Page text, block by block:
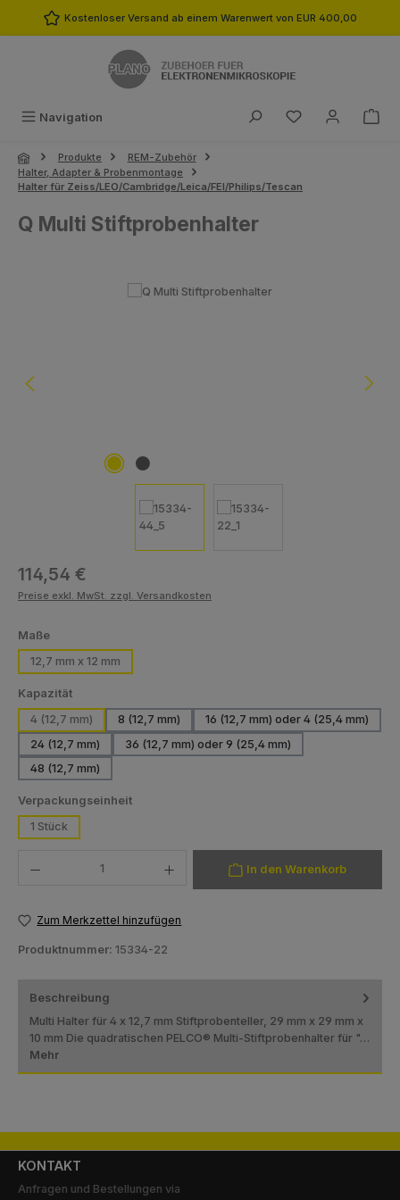
Zum Hauptinhalt springen
Kostenloser Versand ab einem Warenwert von EUR 400,00
Navigation Du hast 0
Produkte
REM-Zubehör
Halter, Adapter & Probenmontage
Halter für Zeiss/LEO/Cambridge/Leica/FEI/Philips/Tescan
Q Multi Stiftprobenhalter
Bildergalerie überspringen
Regulärer Preis:
114,54 €
Preise exkl. MwSt. zzgl. Versandkosten
Maßeauswählen
12,7 mm x 12 mm
Kapazitätauswählen
4 (12,7 mm)
8 (12,7 mm)
16 (12,7 mm) oder 4 (25,4 mm)
24 (12,7 mm)
36 (12,7 mm) oder 9 (25,4 mm)
48 (12,7 mm)
Verpackungseinheitauswählen
1 Stück
In den Warenkorb
Zum Merkzettel hinzufügen
Produktnummer: 15334-22
Beschreibung
Multi Halter für 4 x 12,7 mm Stiftprobenteller, 29 mm x 29 mm x
10 mm Die quadratischen PELCO® Multi-Stiftprobenhalter für "…
Mehr
KONTAKT
Anfragen und Bestellungen via